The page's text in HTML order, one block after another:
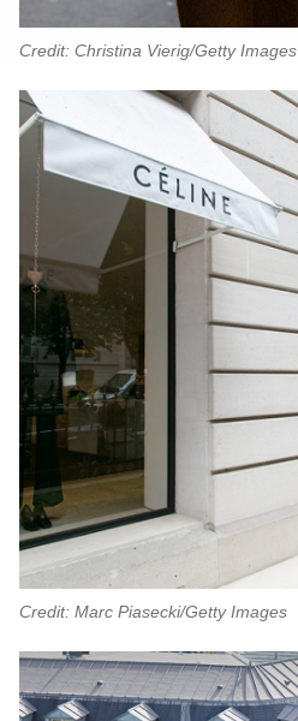
Credit: Christina Vierig/Getty Images
Credit: Marc Piasecki/Getty Images